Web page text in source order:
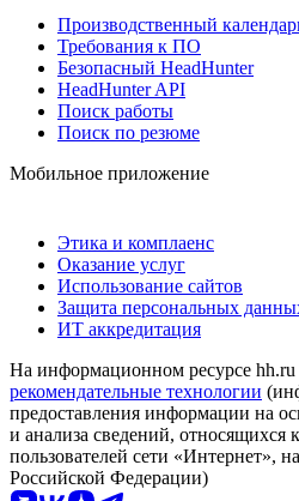
Производственный
Требования к ПО
Безопасный HeadHunter
HeadHunter API
Поиск работы
Поиск по резюме
Мобильное приложение
Этика и комплаенс
Оказание услуг
Использование сайтов
Защита персональных
ИТ аккредитация
На информационном ресурсе hh.ru
рекомендательные технологии
предоставления информации на
и анализа сведений, относящихся
пользователей сети «Интернет»,
Российской Федерации)